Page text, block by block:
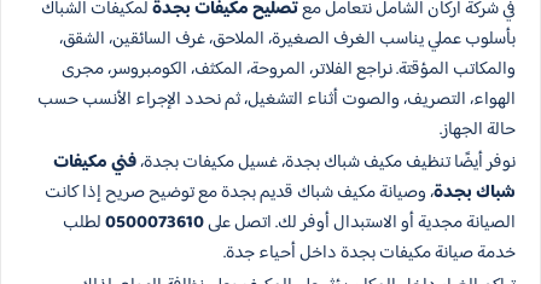
في شركة اركان الشامل نتعامل معتصليح مكيفات بجدةلمكيفات الشباك
بأسلوب عملي يناسب الغرف الصغيرة، الملاحق، غرف السائقين، الشقق،
والمكاتب المؤقتة. نراجع الفلاتر، المروحة، المكثف، الكومبروسر، مجرى
الهواء، التصريف، والصوت أثناء التشغيل، ثم نحدد الإجراء الأنسب حسب
حالة الجهاز.
نوفر أيضًا تنظيف مكيف شباك بجدة، غسيل مكيفات بجدة،فني مكيفات
شباك بجدة، وصيانة مكيف شباك قديم بجدة مع توضيح صريح إذا كانت
الصيانة مجدية أو الاستبدال أوفر لك. اتصل على0500073610لطلب
خدمة صيانة مكيفات بجدة داخل أحياء جدة.